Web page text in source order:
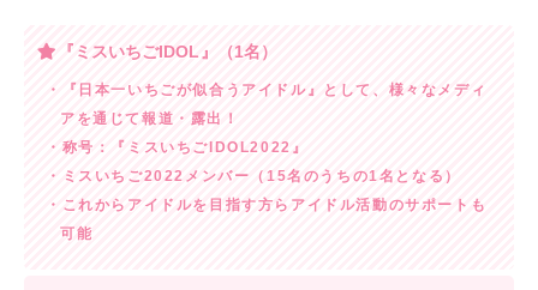
『ミスいちごIDOL』（1名）
・『日本一いちごが似合うアイドル』として、様々なメディ
アを通じて報道・露出！
・称号：『ミスいちごIDOL2022』
・ミスいちご2022メンバー（15名のうちの1名となる）
・これからアイドルを目指す方らアイドル活動のサポートも
可能